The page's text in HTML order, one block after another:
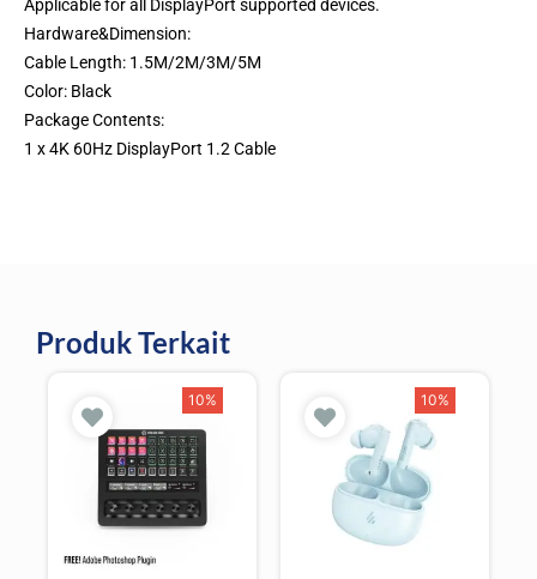
Applicable for all DisplayPort supported devices.
Hardware&Dimension:
Cable Length: 1.5M/2M/3M/5M
Color: Black
Package Contents:
1 x 4K 60Hz DisplayPort 1.2 Cable
Produk Terkait
10% 10%